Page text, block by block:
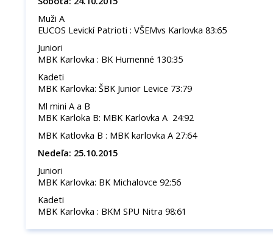
Muži A
EUCOS Levickí Patrioti : VŠEMvs Karlovka 83:65
Juniori
MBK Karlovka : BK Humenné 130:35
Kadeti
MBK Karlovka: ŠBK Junior Levice 73:79
Ml mini A a B
MBK Karloka B: MBK Karlovka A 24:92
MBK Katlovka B : MBK karlovka A 27:64
Nedeľa: 25.10.2015
Juniori
MBK Karlovka: BK Michalovce 92:56
Kadeti
MBK Karlovka : BKM SPU Nitra 98:61